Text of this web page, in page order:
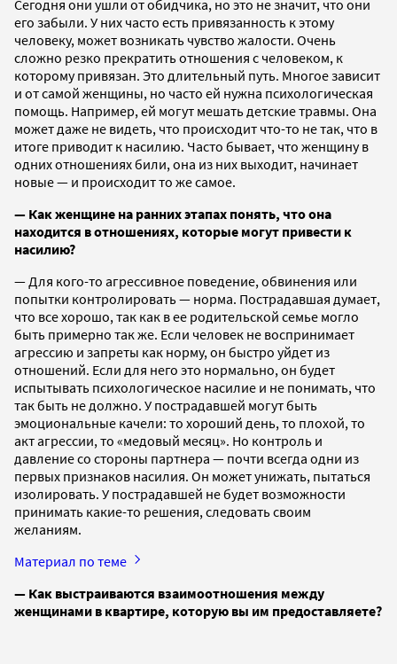
Сегодня они ушли от обидчика, но это не значит, что они
его забыли. У них часто есть привязанность к этому
человеку, может возникать чувство жалости. Очень
сложно резко прекратить отношения с человеком, к
которому привязан. Это длительный путь. Многое зависит
и от самой женщины, но часто ей нужна психологическая
помощь. Например, ей могут мешать детские травмы. Она
может даже не видеть, что происходит что-то не так, что в
итоге приводит к насилию. Часто бывает, что женщину в
одних отношениях били, она из них выходит, начинает
новые — и происходит то же самое.
— Как женщине на ранних этапах понять, что она
находится в отношениях, которые могут привести к
насилию?
— Для кого-то агрессивное поведение, обвинения или
попытки контролировать — норма. Пострадавшая думает,
что все хорошо, так как в ее родительской семье могло
быть примерно так же. Если человек не воспринимает
агрессию и запреты как норму, он быстро уйдет из
отношений. Если для него это нормально, он будет
испытывать психологическое насилие и не понимать, что
так быть не должно. У пострадавшей могут быть
эмоциональные качели: то хороший день, то плохой, то
акт агрессии, то «медовый месяц». Но контроль и
давление со стороны партнера — почти всегда одни из
первых признаков насилия. Он может унижать, пытаться
изолировать. У пострадавшей не будет возможности
принимать какие-то решения, следовать своим
желаниям.
Материал по теме
— Как выстраиваются взаимоотношения между
женщинами в квартире, которую вы им предоставляете?